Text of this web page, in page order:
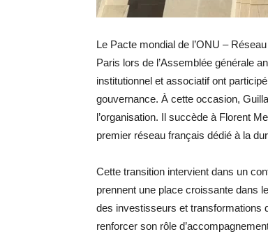
Le Pacte mondial de l’ONU –
Paris lors de l’Assemblée générale
institutionnel et associatif ont
gouvernance. À cette occasion,
l’organisation. Il succède à Florent
premier réseau français dédié à la
Cette transition intervient dans un
prennent une place croissante dans
des investisseurs et transformations
renforcer son rôle